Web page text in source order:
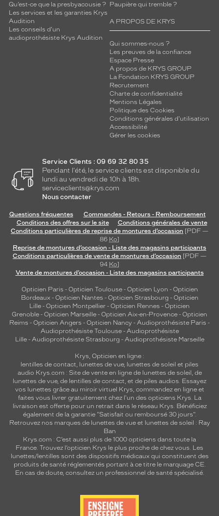
Qu’est-ce que la presbyacousie ?
Les services et les garanties Krys
Audition
Les conseils d'un
audioprothésiste Krys Audition
Paupière qui tremble ?
A PROPOS DE KRYS
Qui sommes-nous ?
Les preuves de la confiance
Espace Presse
A propos de KRYS GROUP
La Fondation KRYS GROUP
Recrutement
Charte de confidentialité
Mentions Légales
Politique des Cookies
Conditions générales d'utilisation
Accessibilité
Gérer les cookies
Service Clients : 09 69 32 80 35
Pendant l'été, le service clients est disponible du
lundi au vendredi de 10h à 18h.
serviceclients@krys.com
Nous contacter
Questions fréquentes
Commandes - Retours - Remboursement
Conditions des offres sur le site
Conditions générales de vente
Conditions particulières de reprise de montures d’occasion [PDF —
86 Ko]
Reprise de montures d’occasion - Liste des magasins participants
Conditions particulières de vente de montures d’occasion [PDF —
94 Ko]
Vente de montures d’occasion - Liste des magasins participants
Opticien Paris - Opticien Toulouse- Opticien Lyon - Opticien
Bordeaux- Opticien Nantes - Opticien Strasbourg - Opticien
Lille - Opticien Montpellier - Opticien Rennes - Opticien
Grenoble - Opticien Marseille - Opticien Aix-en-Provence - Opticien
Reims - Opticien Angers - Opticien Nancy - Audioprothésiste Paris -
Audioprothésiste Toulouse- Audioprothésiste
Lille- Audioprothésiste Strasbourg - Audioprothésiste Marseille
Krys, Opticien en ligne :
lentilles de contact, lunettes de vue, lunettes de soleil et piles
audio Krys.com : Site de vente en ligne de lunettes de soleil, de
lunettes de vue, de lentilles de contact, et de piles audios. Essayez
vos lunettes grâce au miroir virtuel Krys, commandez en ligne et
faites vous livrer gratuitement chez l'un des opticiens Krys. La
livraison est offerte pour un retrait dans le réseau Krys. Bénéficiez
également de la garantie "Satisfait ou remboursé 30 jours".
Retrouvez nos marques de lunettes de vue et lunettes de soleil : Ray
Ban
Krys.com : C’est aussi plus de 1000 opticiens dans toute la
France. Trouvez l’opticien Krys le plus proche de chez vous. Les
lunettes/lentilles sont des dispositifs médicaux qui constituent des
produits de santé réglementés portant à ce titre le marquage CE.
En cas de doute, consultez un professionnel de santé spécialisé.